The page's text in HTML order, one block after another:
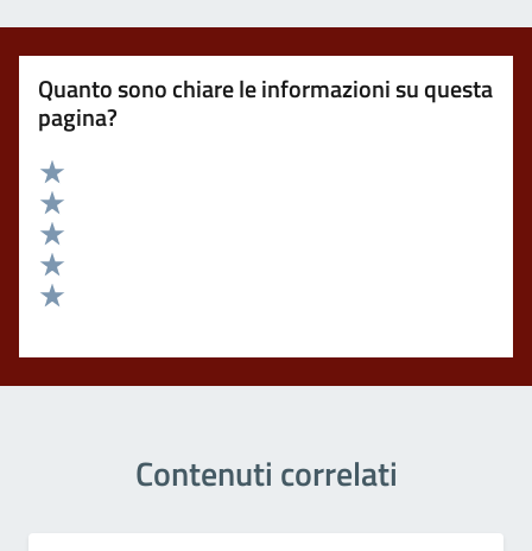
Quanto sono chiare le informazioni su questa
pagina?
Valuta 5 stelle su 5
Valuta 4 stelle su 5
Valuta 3 stelle su 5
Valuta 2 stelle su 5
Contenuti correlati